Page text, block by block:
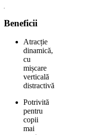
Beneficii
Atracție
dinamică,
cu
mișcare
verticală
distractivă
Potrivită
pentru
copii
mai